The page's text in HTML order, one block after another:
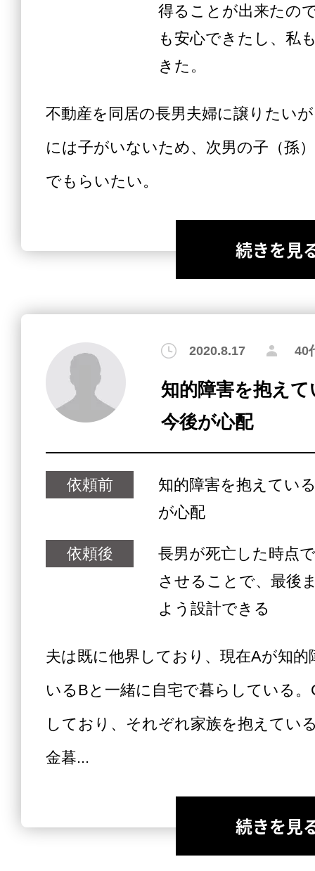
得ることが出来たの
も安心できたし、私
きた。
不動産を同居の長男夫婦に譲りたい
には子がいないため、次男の子（孫
でもらいたい。
続きを見
2020.8.17 40
知的障害を抱え
今後が心配
依頼前
知的障害を抱えてい
が心配
依頼後
長男が死亡した時点
させることで、最後
よう設計できる
夫は既に他界しており、現在Aが知的
いるBと一緒に自宅で暮らしている
しており、それぞれ家族を抱えてい
金暮...
続きを見